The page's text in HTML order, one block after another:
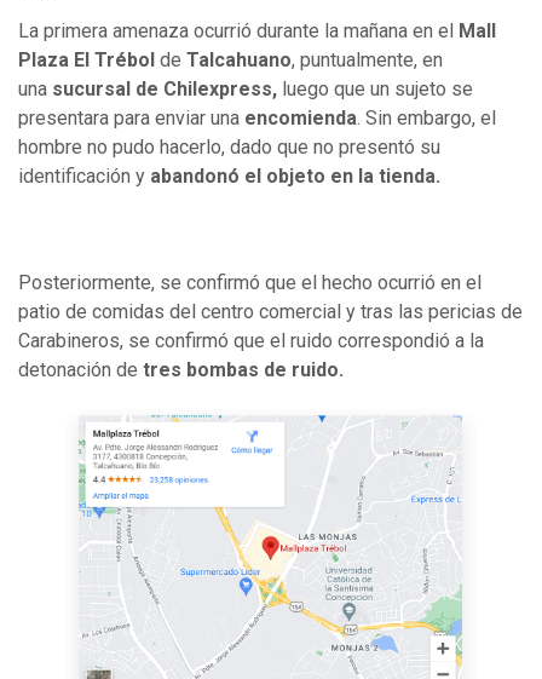
La primera amenaza ocurrió durante la mañana en el
Mall
Plaza El Trébol de Talcahuano, puntualmente, en
una sucursal de Chilexpress, luego que un sujeto se
presentara para enviar una encomienda. Sin embargo, el
hombre no pudo hacerlo, dado que no presentó su
identificación y abandonó el objeto en la tienda.
Posteriormente, se confirmó que el hecho ocurrió en el
patio de comidas del centro comercial y tras las pericias de
Carabineros, se confirmó que el ruido correspondió a la
detonación de tres bombas de ruido.